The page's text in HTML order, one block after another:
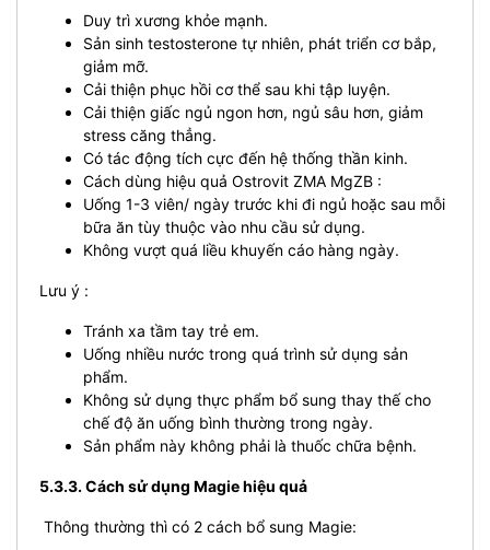
Duy trì xương khỏe mạnh.
Sản sinh testosterone tự nhiên, phát triển cơ bắp,
giảm mỡ.
Cải thiện phục hồi cơ thể sau khi tập luyện.
Cải thiện giấc ngủ ngon hơn, ngủ sâu hơn, giảm
stress căng thẳng.
Có tác động tích cực đến hệ thống thần kinh.
Cách dùng hiệu quả Ostrovit ZMA MgZB :
Uống 1-3 viên/ ngày trước khi đi ngủ hoặc sau mỗi
bữa ăn tùy thuộc vào nhu cầu sử dụng.
Không vượt quá liều khuyến cáo hàng ngày.
Lưu ý :
Tránh xa tầm tay trẻ em.
Uống nhiều nước trong quá trình sử dụng sản
phẩm.
Không sử dụng thực phẩm bổ sung thay thế cho
chế độ ăn uống bình thường trong ngày.
Sản phẩm này không phải là thuốc chữa bệnh.
5.3.3. Cách sử dụng Magie hiệu quả
Thông thường thì có 2 cách bổ sung Magie: